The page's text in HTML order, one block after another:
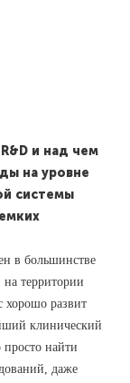
и над чем
на уровне
системы
в большинстве
территории
развит
клинический
найти
даже